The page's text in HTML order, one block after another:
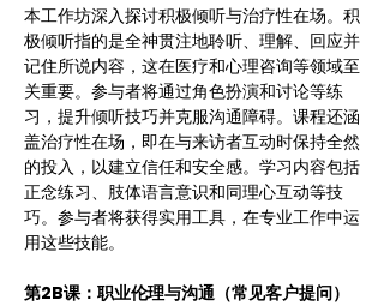
本工作坊深入探讨积极倾听与治疗性在场。积
极倾听指的是全神贯注地聆听、理解、回应并
记住所说内容，这在医疗和心理咨询等领域至
关重要。参与者将通过角色扮演和讨论等练
习，提升倾听技巧并克服沟通障碍。课程还涵
盖治疗性在场，即在与来访者互动时保持全然
的投入，以建立信任和安全感。学习内容包括
正念练习、肢体语言意识和同理心互动等技
巧。参与者将获得实用工具，在专业工作中运
用这些技能。
第2B课：职业伦理与沟通（常见客户提问）